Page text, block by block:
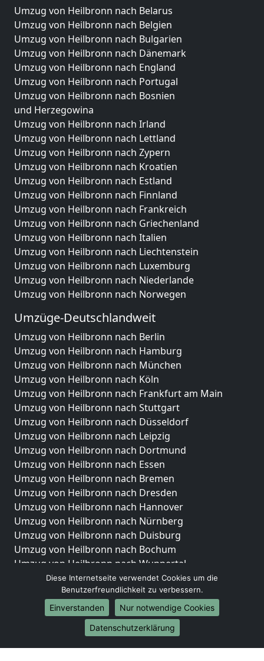
Umzug von Heilbronn nach Belarus
Umzug von Heilbronn nach Belgien
Umzug von Heilbronn nach Bulgarien
Umzug von Heilbronn nach Dänemark
Umzug von Heilbronn nach England
Umzug von Heilbronn nach Portugal
Umzug von Heilbronn nach Bosnien
und Herzegowina
Umzug von Heilbronn nach Irland
Umzug von Heilbronn nach Lettland
Umzug von Heilbronn nach Zypern
Umzug von Heilbronn nach Kroatien
Umzug von Heilbronn nach Estland
Umzug von Heilbronn nach Finnland
Umzug von Heilbronn nach Frankreich
Umzug von Heilbronn nach Griechenland
Umzug von Heilbronn nach Italien
Umzug von Heilbronn nach Liechtenstein
Umzug von Heilbronn nach Luxemburg
Umzug von Heilbronn nach Niederlande
Umzug von Heilbronn nach Norwegen
Umzüge-Deutschlandweit
Umzug von Heilbronn nach Berlin
Umzug von Heilbronn nach Hamburg
Umzug von Heilbronn nach München
Umzug von Heilbronn nach Köln
Umzug von Heilbronn nach Frankfurt am Main
Umzug von Heilbronn nach Stuttgart
Umzug von Heilbronn nach Düsseldorf
Umzug von Heilbronn nach Leipzig
Umzug von Heilbronn nach Dortmund
Umzug von Heilbronn nach Essen
Umzug von Heilbronn nach Bremen
Umzug von Heilbronn nach Dresden
Umzug von Heilbronn nach Hannover
Umzug von Heilbronn nach Nürnberg
Umzug von Heilbronn nach Duisburg
Umzug von Heilbronn nach Bochum
Umzug von Heilbronn nach Wuppertal
Umzug von Heilbronn nach Bielefeld
Umzug von Heilbronn nach Bonn
Umzug von Heilbronn nach Münster
Internationale-Umzüge
Umzug von Heilbronn nach Brasilien
Diese Internetseite verwendet Cookies um die
Benutzerfreundlichkeit zu verbessern.
Einverstanden
Nur notwendige Cookies
Datenschutzerklärung